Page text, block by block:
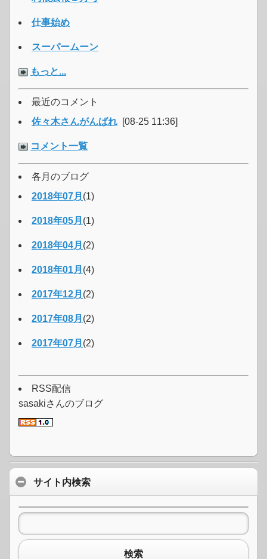
仕事始め
スーパームーン
もっと...
最近のコメント
佐々木さんがんばれ [08-25 11:36]
コメント一覧
各月のブログ
2018年07月 (1)
2018年05月 (1)
2018年04月 (2)
2018年01月 (4)
2017年12月 (2)
2017年08月 (2)
2017年07月 (2)
RSS配信
sasakiさんのブログ
サイト内検索
検索